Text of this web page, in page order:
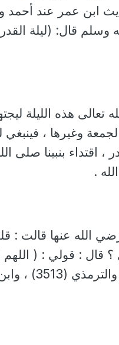
ابن عمر عند أحمد
وسلم قال: (ليلة
تعالى هذه الليلة
وغيرها ، فينبغي
، اقتداء بنبينا
.
الله عنها قالت :
؟ قال : قولي : (
ماجة (3850) وسنده صحيح .